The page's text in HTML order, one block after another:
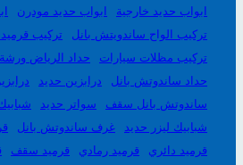
ابواب حديد خارجية ابواب حديد مودرن
تركيب الواح ساندويتش بانل
تركيب
تركيب مظلات سيارات
حداد الرياض
حداد ساندوتش بانل
درابزين حديد
ساندوتش بانل سقف
سواتر حديد
شبابيك ليزر حديد
غرف ساندوتش بانل
قرميد دائري
قرميد رمادي قرميد سقف